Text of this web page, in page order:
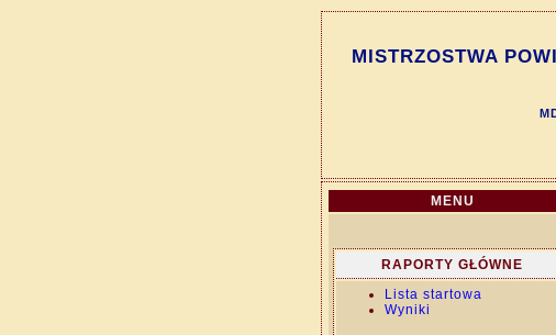
MISTRZOSTWA
MENU
RAPORTY GŁÓWNE
Lista startowa
Wyniki